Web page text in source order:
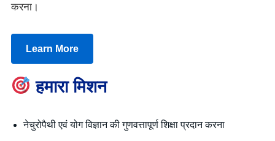
करना।
Learn More
हमारा मिशन
नेचुरोपैथी एवं योग विज्ञान की गुणवत्तापूर्ण शिक्षा प्रदान करना